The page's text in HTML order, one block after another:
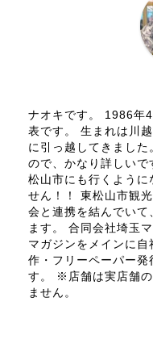
ナオキです。 1986年
表です。 生まれは川
に引っ越してきまし
ので、かなり詳しい
松山市にも行くように
せん！！ 東松山市観
会と連携を結んでいて
ます。 合同会社埼玉
マガジンをメインに自
作・フリーペーパー
す。 ※店舗は実店舗
ません。